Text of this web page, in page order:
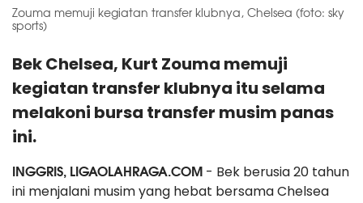
Zouma memuji kegiatan transfer klubnya, Chelsea (foto: sky
sports)
Bek Chelsea, Kurt Zouma memuji
kegiatan transfer klubnya itu selama
melakoni bursa transfer musim panas
ini.
INGGRIS, LIGAOLAHRAGA.COM - Bek berusia 20 tahun
ini menjalani musim yang hebat bersama Chelsea